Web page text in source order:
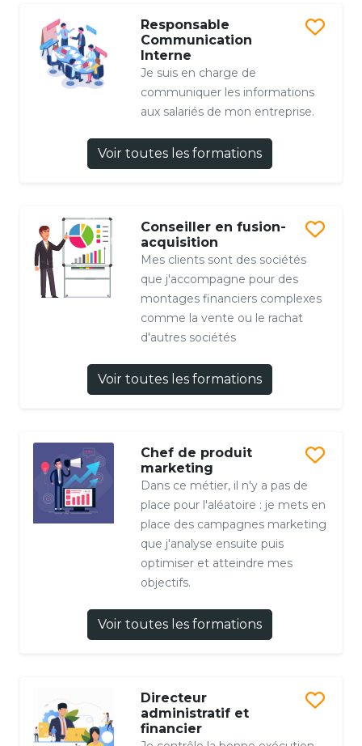
Responsable
Communication
Interne
Je suis en charge de
communiquer les informations
aux salariés de mon entreprise.
Voir toutes les formations
Conseiller en fusion-
acquisition
Mes clients sont des sociétés
que j'accompagne pour des
montages financiers complexes
comme la vente ou le rachat
d'autres sociétés
Voir toutes les formations
Chef de produit
marketing
Dans ce métier, il n'y a pas de
place pour l'aléatoire : je mets en
place des campagnes marketing
que j'analyse ensuite puis
optimiser et atteindre mes
objectifs.
Voir toutes les formations
Directeur
administratif et
financier